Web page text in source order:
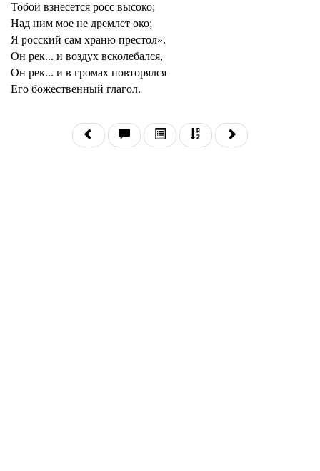
Тобой взнесется росс высоко;
Над ним мое не дремлет око;
Я росский сам храню престол».
Он рек... и воздух всколебался,
Он рек... и в громах повторялся
Его божественный глагол.